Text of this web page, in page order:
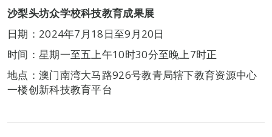
沙梨头坊众学校科技教育成果展
日期：2024年7月18日至9月20日
时间：星期一至五上午10时30分至晚上7时正
地点：澳门南湾大马路926号教青局辖下教育资源中心
一楼创新科技教育平台